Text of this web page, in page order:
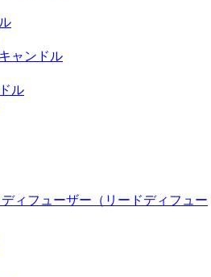
ャンドル
ル
ィフューザー（リードディフュー